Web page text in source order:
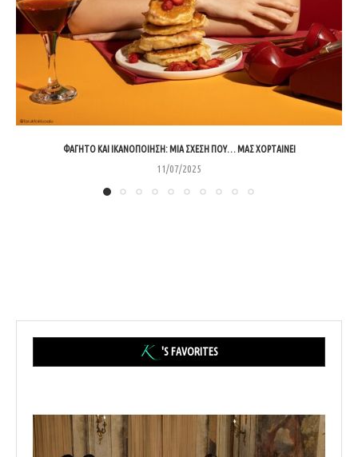
ΦΑΓΗΤΌ ΚΑΙ ΙΚΑΝΟΠΟΊΗΣΗ: ΜΙΑ ΣΧΈΣΗ ΠΟΥ… ΜΑΣ ΧΟΡΤΑΊΝΕΙ
11/07/2025
'S FAVORITES